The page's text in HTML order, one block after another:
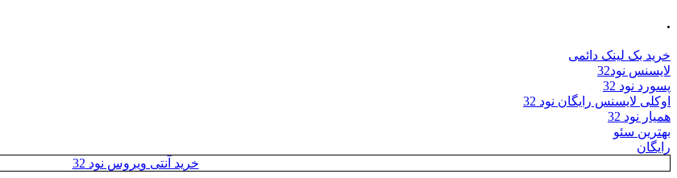
.
خرید بک لینک دائمی
لایسنس نود32
پسورد نود 32
اوکلی لایسنس رایگان نود 32
همیار نود 32
بهترین سئو
رایگان
خرید آنتی ویروس نود 32